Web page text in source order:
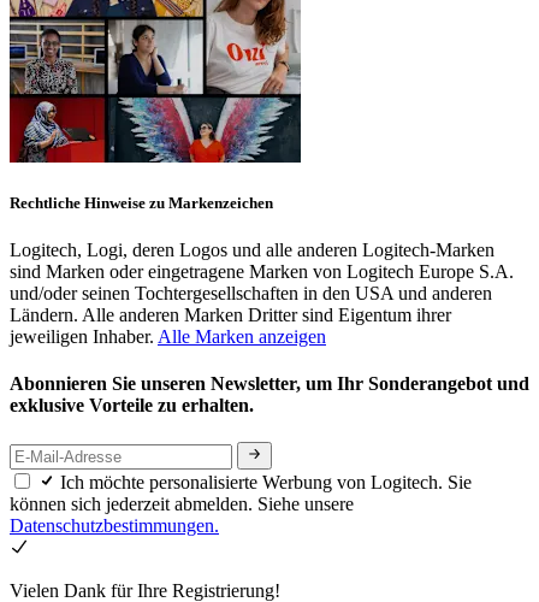
Rechtliche Hinweise zu Markenzeichen
Logitech, Logi, deren Logos und alle anderen Logitech-Marken
sind Marken oder eingetragene Marken von Logitech Europe S.A.
und/oder seinen Tochtergesellschaften in den USA und anderen
Ländern. Alle anderen Marken Dritter sind Eigentum ihrer
jeweiligen Inhaber. Alle Marken anzeigen
Abonnieren Sie unseren Newsletter, um Ihr Sonderangebot und
exklusive Vorteile zu erhalten.
Ich möchte personalisierte Werbung von Logitech. Sie
können sich jederzeit abmelden. Siehe unsere
Datenschutzbestimmungen.
Vielen Dank für Ihre Registrierung!